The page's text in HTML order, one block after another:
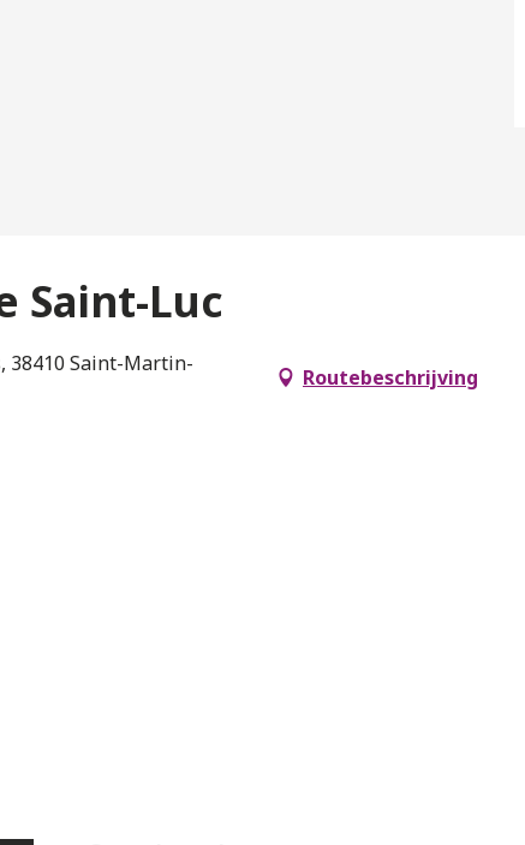
Saint-Luc
38410 Saint-Martin-
Routebeschrijving